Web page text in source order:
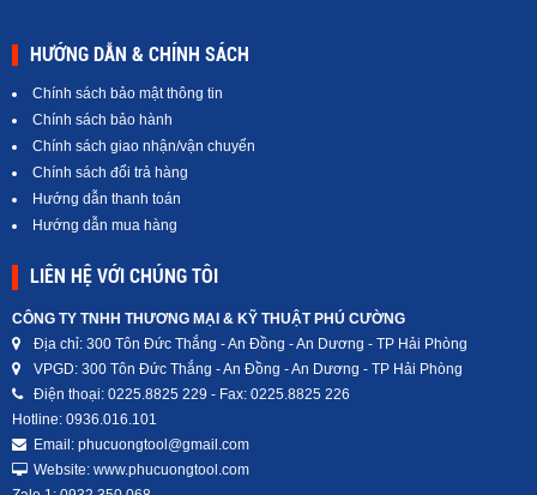
HƯỚNG DẪN & CHÍNH SÁCH
Chính sách bảo mật thông tin
Chính sách bảo hành
Chính sách giao nhận/vận chuyển
Chính sách đổi trả hàng
Hướng dẫn thanh toán
Hướng dẫn mua hàng
LIÊN HỆ VỚI CHÚNG TÔI
CÔNG TY TNHH THƯƠNG MẠI & KỸ THUẬT PHÚ CƯỜNG
Địa chỉ: 300 Tôn Đức Thắng - An Đồng - An Dương - TP Hải Phòng
VPGD: 300 Tôn Đức Thắng - An Đồng - An Dương - TP Hải Phòng
Điện thoại: 0225.8825 229 - Fax: 0225.8825 226
Hotline: 0936.016.101
Email: phucuongtool@gmail.com
Website: www.phucuongtool.com